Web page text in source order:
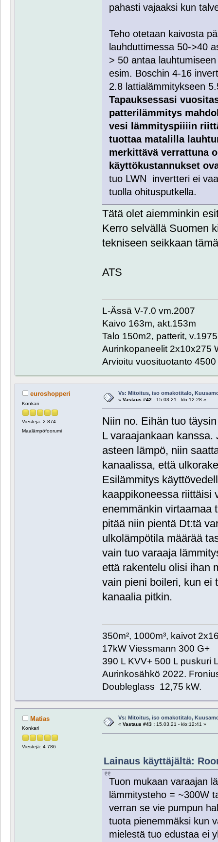
pahasti vajaaksi kun
Teho otetaan kaivosta
lauhduttimessa 50->40
> 50 antaa
esim. Boschin 4-16
2.8 lattialämmitykseen
Tapauksessasi
patterilämmitys
vesi lämmityspiiiin
tuottaa matalilla
merkittävä verrattuna
käyttökustannukset
tuo LWN invertteri ei
tuolla ohitusputkella.
Tätä olet aiemminkin
Kerro selvällä Suomen
tekniseen seikkaan
ATS
L-Ässä V-7.0 vm.2007
Kaivo 163m, akt.153m
Talo 150m2, patterit, v.1975
Aurinkopaneelit 2x10x275
Arvioitu vuosituotanto
euroshopperi
Konkari
Viestejä: 2 874
Maalämpöfoorumi
Vs: Mitoitus, iso omakotitalo,
« Vastaus #42 :15.03.21 - klo:12:28 »
Niin no. Eihän tuo
L varaajankaan
asteen lämpö, niin
kanaalissa, että
Esilämmitys
kaappikoneessa riittäisi
enemmänkin virtaamaa
pitää niin pientä Dt:tä
ulkolämpötila määrää
vain tuo varaaja
että rakentelu olisi ihan
vain pieni boileri, kun ei
kanaalia pitkin.
350m², 1000m³, kaivot
17kW Viessmann 300 G+
390 L KVV+ 500 L puskuri
Aurinkosähkö 2022.
Doubleglass 12,75 kW.
Matias
Konkari
Viestejä: 4 786
Vs: Mitoitus, iso omakotitalo,
« Vastaus #43 :15.03.21 - klo:12:41 »
Lainaus käyttäjältä:
Tuon mukaan varaajan
lämmitysteho = ~300W
verran se vie pumpun
tuota pienemmäksi kun
mielestä tuo edustaa ei